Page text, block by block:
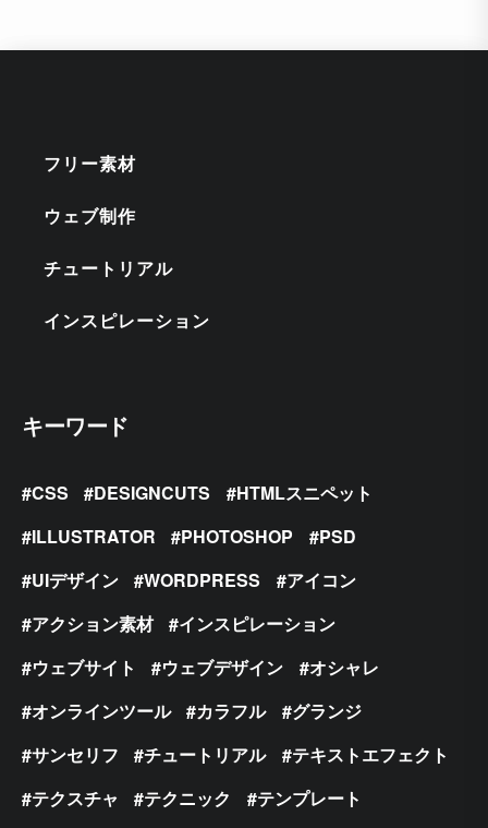
フリー素材
ウェブ制作
チュートリアル
インスピレーション
キーワード
CSS DESIGNCUTS
HTMLスニペット
ILLUSTRATOR
PHOTOSHOP
PSD
UIデザイン
WORDPRESS
アイコン
アクション素材
インスピレーション
ウェブサイト
ウェブデザイン
オシャレ
オンラインツール
カラフル
グランジ
サンセリフ
チュートリアル
テキストエフェクト
テクスチャ
テクニック
テンプレート